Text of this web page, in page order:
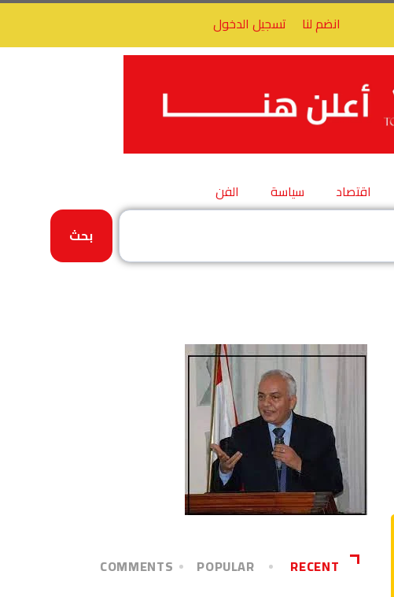
انضم لنا تسجيل الدخول
اقتصاد سياسة
الفن
بحث
RECENT
POPULAR
COMMENTS